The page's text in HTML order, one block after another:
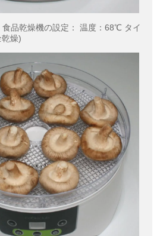
食品乾燥機の設定： 温度：68℃ タイ
燥)